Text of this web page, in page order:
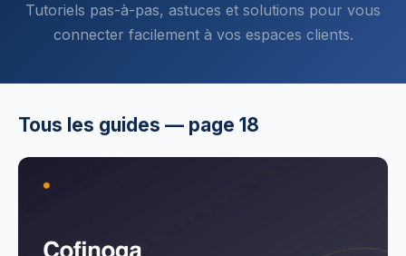
Tutoriels pas-à-pas, astuces et solutions pour vous
connecter facilement à vos espaces clients.
Tous les guides — page 18